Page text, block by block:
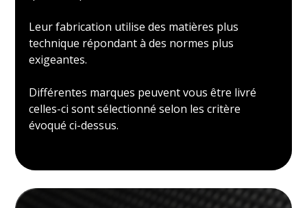
Leur fabrication utilise des matières plus
technique répondant à des normes plus
exigeantes.
Différentes marques peuvent vous être livré
celles-ci sont sélectionné selon les critère
évoqué ci-dessus.